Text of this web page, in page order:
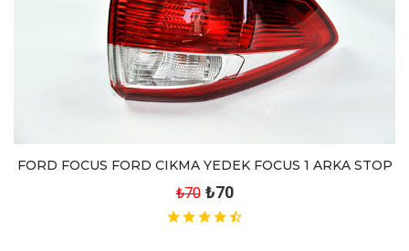
FORD FOCUS FORD CIKMA YEDEK FOCUS 1 ARKA STOP
₺70 ₺70